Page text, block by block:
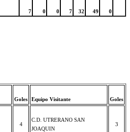
7 0 0 7 32 49 0
Goles Equipo Visitante Goles
4
C.D. UTRERANO SAN
JOAQUIN
3